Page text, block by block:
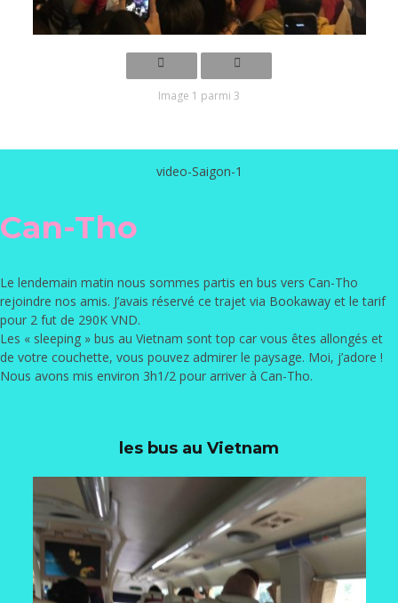
Image 1 parmi 3
video-Saigon-1
Can-Tho
Le lendemain matin nous sommes partis en bus vers Can-Tho
rejoindre nos amis. J’avais réservé ce trajet via Bookaway et le tarif
pour 2 fut de 290K VND.
Les « sleeping » bus au Vietnam sont top car vous êtes allongés et
de votre couchette, vous pouvez admirer le paysage. Moi, j’adore !
Nous avons mis environ 3h1/2 pour arriver à Can-Tho.
les bus au Vietnam